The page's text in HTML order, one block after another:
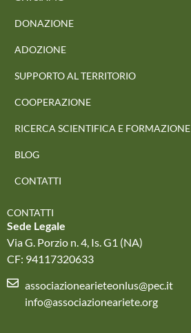
DONAZIONE
ADOZIONE
SUPPORTO AL TERRITORIO
COOPERAZIONE
RICERCA SCIENTIFICA E FORMAZIONE
BLOG
CONTATTI
CONTATTI
Sede Legale
Via G. Porzio n. 4, Is. G1 (NA)
CF: 94117320633
associazionearieteonlus@pec.it
info@associazioneariete.org